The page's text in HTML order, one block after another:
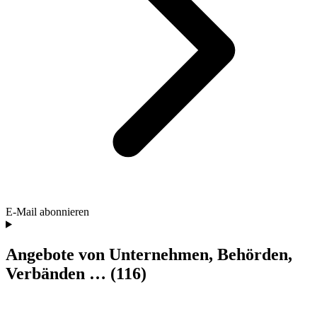
E-Mail abonnieren
Angebote von Unternehmen, Behörden,
Verbänden … (116)